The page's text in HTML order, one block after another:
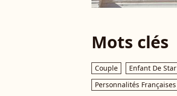
Mots clés
Couple Enfant De Star
Personnalités Françaises